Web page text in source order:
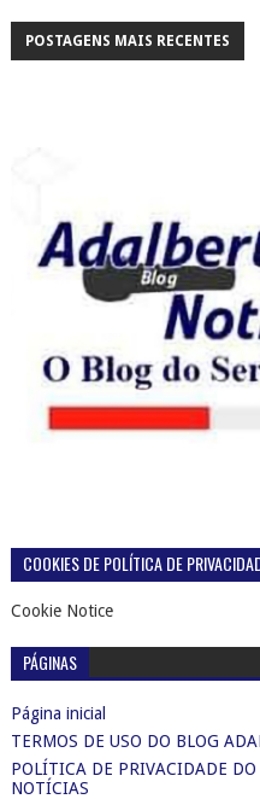
POSTAGENS MAIS RECENTES
COOKIES DE POLÍTICA DE
Cookie Notice
PÁGINAS
Página inicial
TERMOS DE USO DO BLOG
POLÍTICA DE PRIVACIDADE
NOTÍCIAS